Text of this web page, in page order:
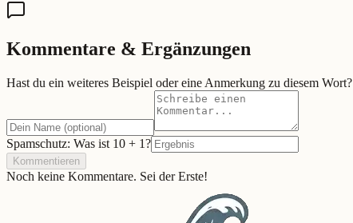
Kommentare & Ergänzungen
Hast du ein weiteres Beispiel oder eine Anmerkung zu diesem Wort?
Spamschutz: Was ist 10 + 1?
Kommentieren
Noch keine Kommentare. Sei der Erste!